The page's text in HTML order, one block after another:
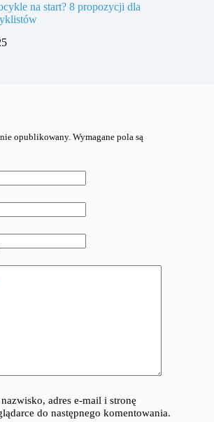
na start? 8 propozycji dla
opublikowany. Wymagane pola są
adres e-mail i stronę
do następnego komentowania.